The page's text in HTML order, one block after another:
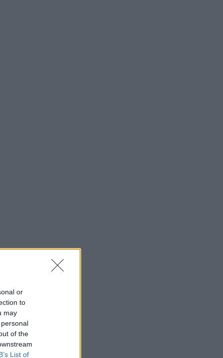
or
to
may
of the
List of